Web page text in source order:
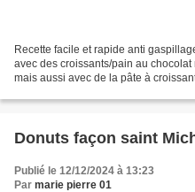
Recette facile et rapide anti
avec des croissants/pain au
mais aussi avec de la pâte à
Donuts façon saint
Publié le 12/12/2024 à 13:23
Par marie pierre 01